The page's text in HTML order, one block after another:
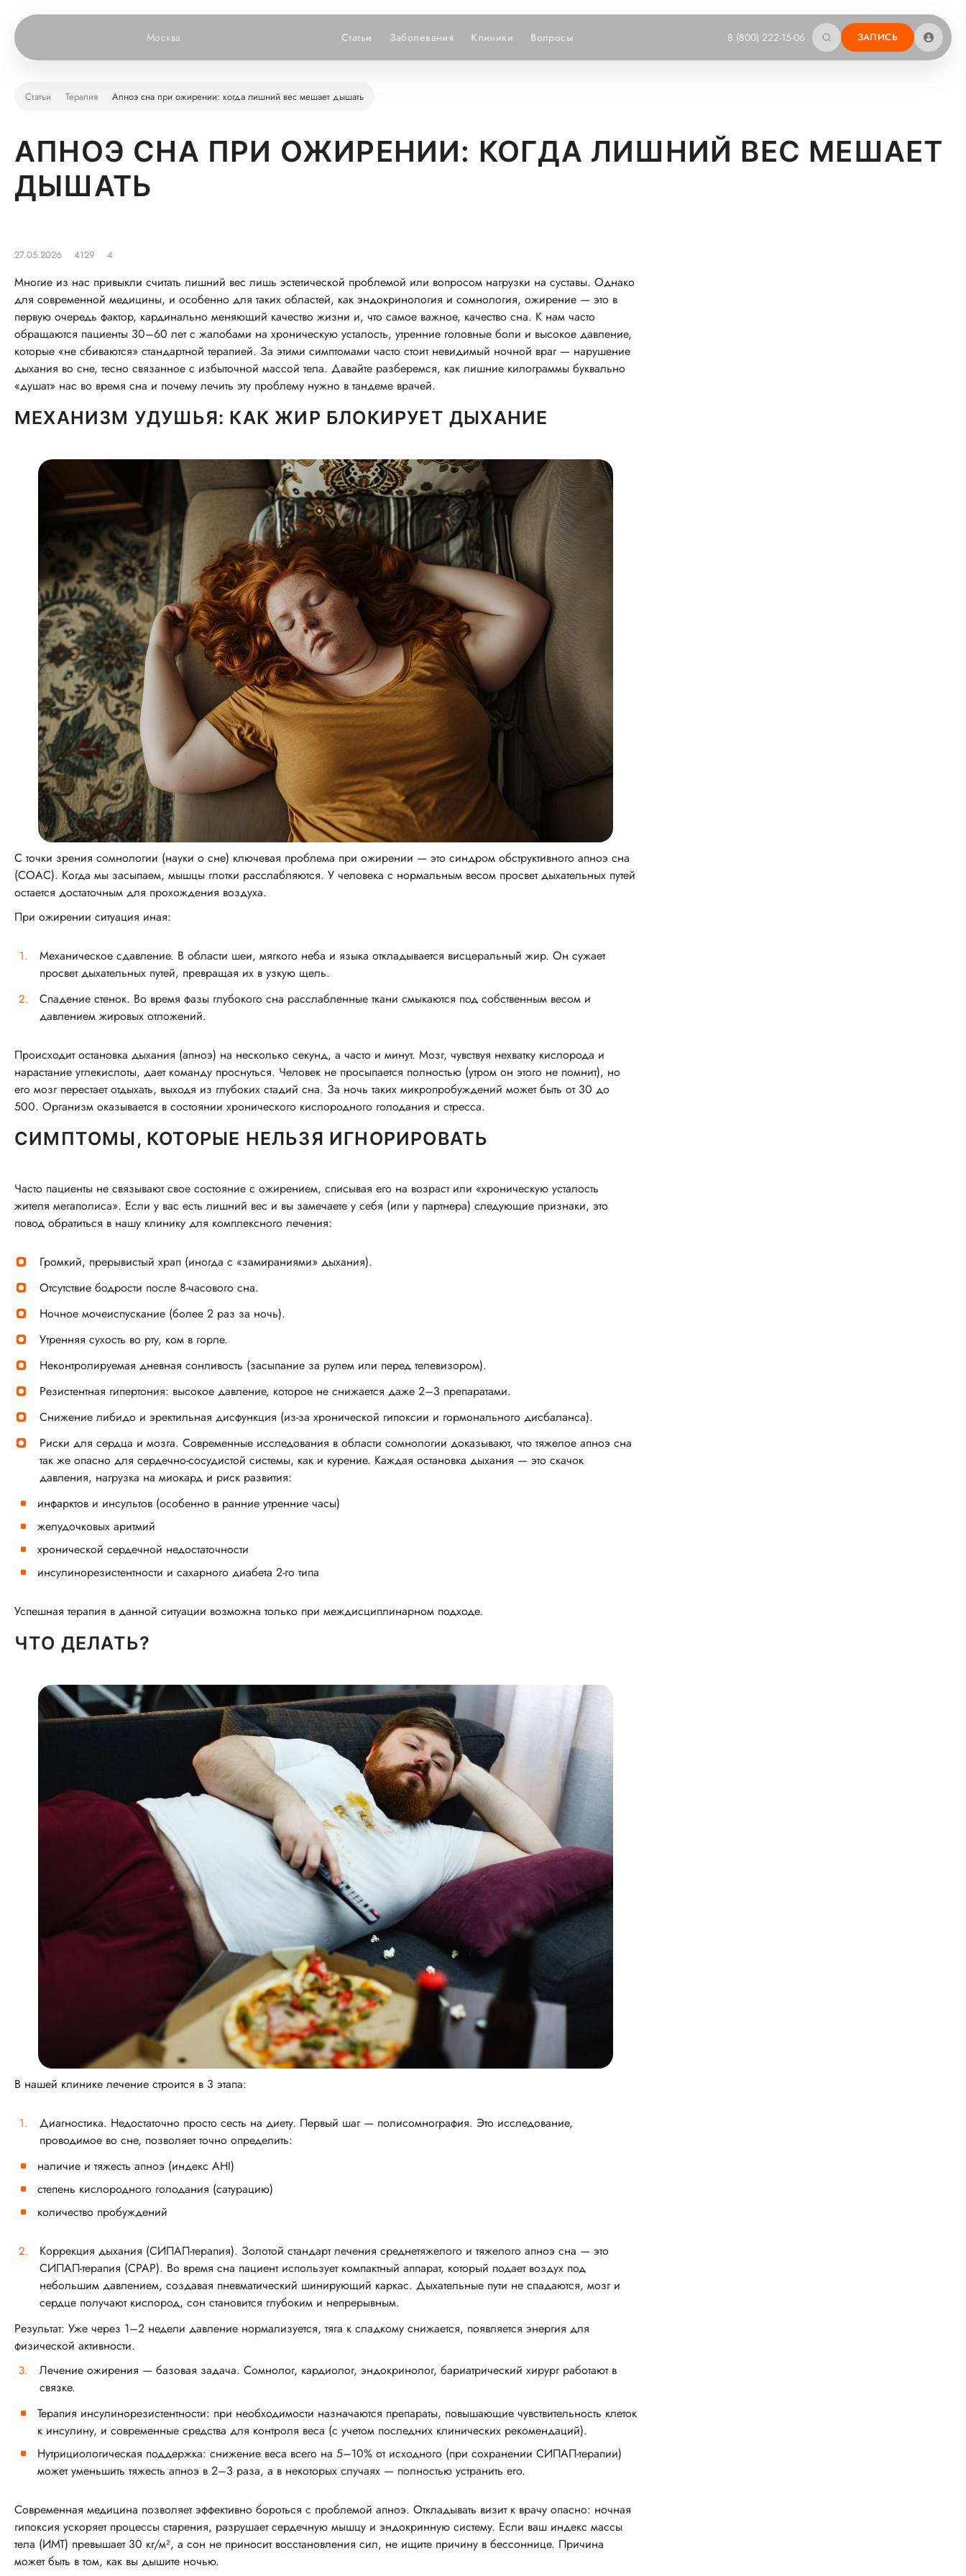
Москва Статьи Заболевания Клиники Вопросы 8 (800) 222-15-06 ЗАПИСЬ
Статьи Терапия Апноэ сна при ожирении: когда лишний вес мешает дышать
АПНОЭ СНА ПРИ ОЖИРЕНИИ: КОГДА ЛИШНИЙ ВЕС МЕШАЕТ
ДЫШАТЬ
27.05.2026 4129 4
Многие из нас привыкли считать лишний вес лишь эстетической проблемой или вопросом нагрузки на суставы. Однако
для современной медицины, и особенно для таких областей, как эндокринология и сомнология, ожирение — это в
первую очередь фактор, кардинально меняющий качество жизни и, что самое важное, качество сна. К нам часто
обращаются пациенты 30–60 лет с жалобами на хроническую усталость, утренние головные боли и высокое давление,
которые «не сбиваются» стандартной терапией. За этими симптомами часто стоит невидимый ночной враг — нарушение
дыхания во сне, тесно связанное с избыточной массой тела. Давайте разберемся, как лишние килограммы буквально
«душат» нас во время сна и почему лечить эту проблему нужно в тандеме врачей.
МЕХАНИЗМ УДУШЬЯ: КАК ЖИР БЛОКИРУЕТ ДЫХАНИЕ
С точки зрения сомнологии (науки о сне) ключевая проблема при ожирении — это синдром обструктивного апноэ сна
(СОАС). Когда мы засыпаем, мышцы глотки расслабляются. У человека с нормальным весом просвет дыхательных путей
остается достаточным для прохождения воздуха.
При ожирении ситуация иная:
Механическое сдавление. В области шеи, мягкого неба и языка откладывается висцеральный жир. Он сужает
просвет дыхательных путей, превращая их в узкую щель.
Спадение стенок. Во время фазы глубокого сна расслабленные ткани смыкаются под собственным весом и
давлением жировых отложений.
Происходит остановка дыхания (апноэ) на несколько секунд, а часто и минут. Мозг, чувствуя нехватку кислорода и
нарастание углекислоты, дает команду проснуться. Человек не просыпается полностью (утром он этого не помнит), но
его мозг перестает отдыхать, выходя из глубоких стадий сна. За ночь таких микропробуждений может быть от 30 до
500. Организм оказывается в состоянии хронического кислородного голодания и стресса.
СИМПТОМЫ, КОТОРЫЕ НЕЛЬЗЯ ИГНОРИРОВАТЬ
Часто пациенты не связывают свое состояние с ожирением, списывая его на возраст или «хроническую усталость
жителя мегаполиса». Если у вас есть лишний вес и вы замечаете у себя (или у партнера) следующие признаки, это
повод обратиться в нашу клинику для комплексного лечения:
Громкий, прерывистый храп (иногда с «замираниями» дыхания).
Отсутствие бодрости после 8-часового сна.
Ночное мочеиспускание (более 2 раз за ночь).
Утренняя сухость во рту, ком в горле.
Неконтролируемая дневная сонливость (засыпание за рулем или перед телевизором).
Резистентная гипертония: высокое давление, которое не снижается даже 2–3 препаратами.
Снижение либидо и эректильная дисфункция (из-за хронической гипоксии и гормонального дисбаланса).
Риски для сердца и мозга. Современные исследования в области сомнологии доказывают, что тяжелое апноэ сна
так же опасно для сердечно-сосудистой системы, как и курение. Каждая остановка дыхания — это скачок
давления, нагрузка на миокард и риск развития:
инфарктов и инсультов (особенно в ранние утренние часы)
желудочковых аритмий
хронической сердечной недостаточности
инсулинорезистентности и сахарного диабета 2-го типа
Успешная терапия в данной ситуации возможна только при междисциплинарном подходе.
ЧТО ДЕЛАТЬ?
В нашей клинике лечение строится в 3 этапа:
Диагностика. Недостаточно просто сесть на диету. Первый шаг — полисомнография. Это исследование,
проводимое во сне, позволяет точно определить:
наличие и тяжесть апноэ (индекс AHI)
степень кислородного голодания (сатурацию)
количество пробуждений
Коррекция дыхания (СИПАП-терапия). Золотой стандарт лечения среднетяжелого и тяжелого апноэ сна — это
СИПАП-терапия (CPAP). Во время сна пациент использует компактный аппарат, который подает воздух под
небольшим давлением, создавая пневматический шинирующий каркас. Дыхательные пути не спадаются, мозг и
сердце получают кислород, сон становится глубоким и непрерывным.
Результат: Уже через 1–2 недели давление нормализуется, тяга к сладкому снижается, появляется энергия для
физической активности.
Лечение ожирения — базовая задача. Сомнолог, кардиолог, эндокринолог, бариатрический хирург работают в
связке.
Терапия инсулинорезистентности: при необходимости назначаются препараты, повышающие чувствительность клеток
к инсулину, и современные средства для контроля веса (с учетом последних клинических рекомендаций).
Нутрициологическая поддержка: снижение веса всего на 5–10% от исходного (при сохранении СИПАП-терапии)
может уменьшить тяжесть апноэ в 2–3 раза, а в некоторых случаях — полностью устранить его.
Современная медицина позволяет эффективно бороться с проблемой апноэ. Откладывать визит к врачу опасно: ночная
гипоксия ускоряет процессы старения, разрушает сердечную мышцу и эндокринную систему. Если ваш индекс массы
тела (ИМТ) превышает 30 кг/м², а сон не приносит восстановления сил, не ищите причину в бессоннице. Причина
может быть в том, как вы дышите ночью.